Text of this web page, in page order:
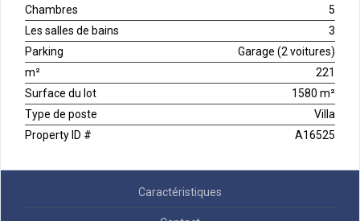
Chambres
5
Les salles de bains
3
Parking
Garage (2 voitures)
m²
221
Surface du lot
1580 m²
Type de poste
Villa
Property ID #
A16525
Caractéristiques